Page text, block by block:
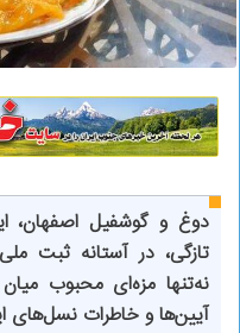
دوغ و گوشفیل
تازگی، در آستانه ثبت
نه‌تنها مزه‌ای محبوب میان
آیین‌ها و خاطرات نسل‌های